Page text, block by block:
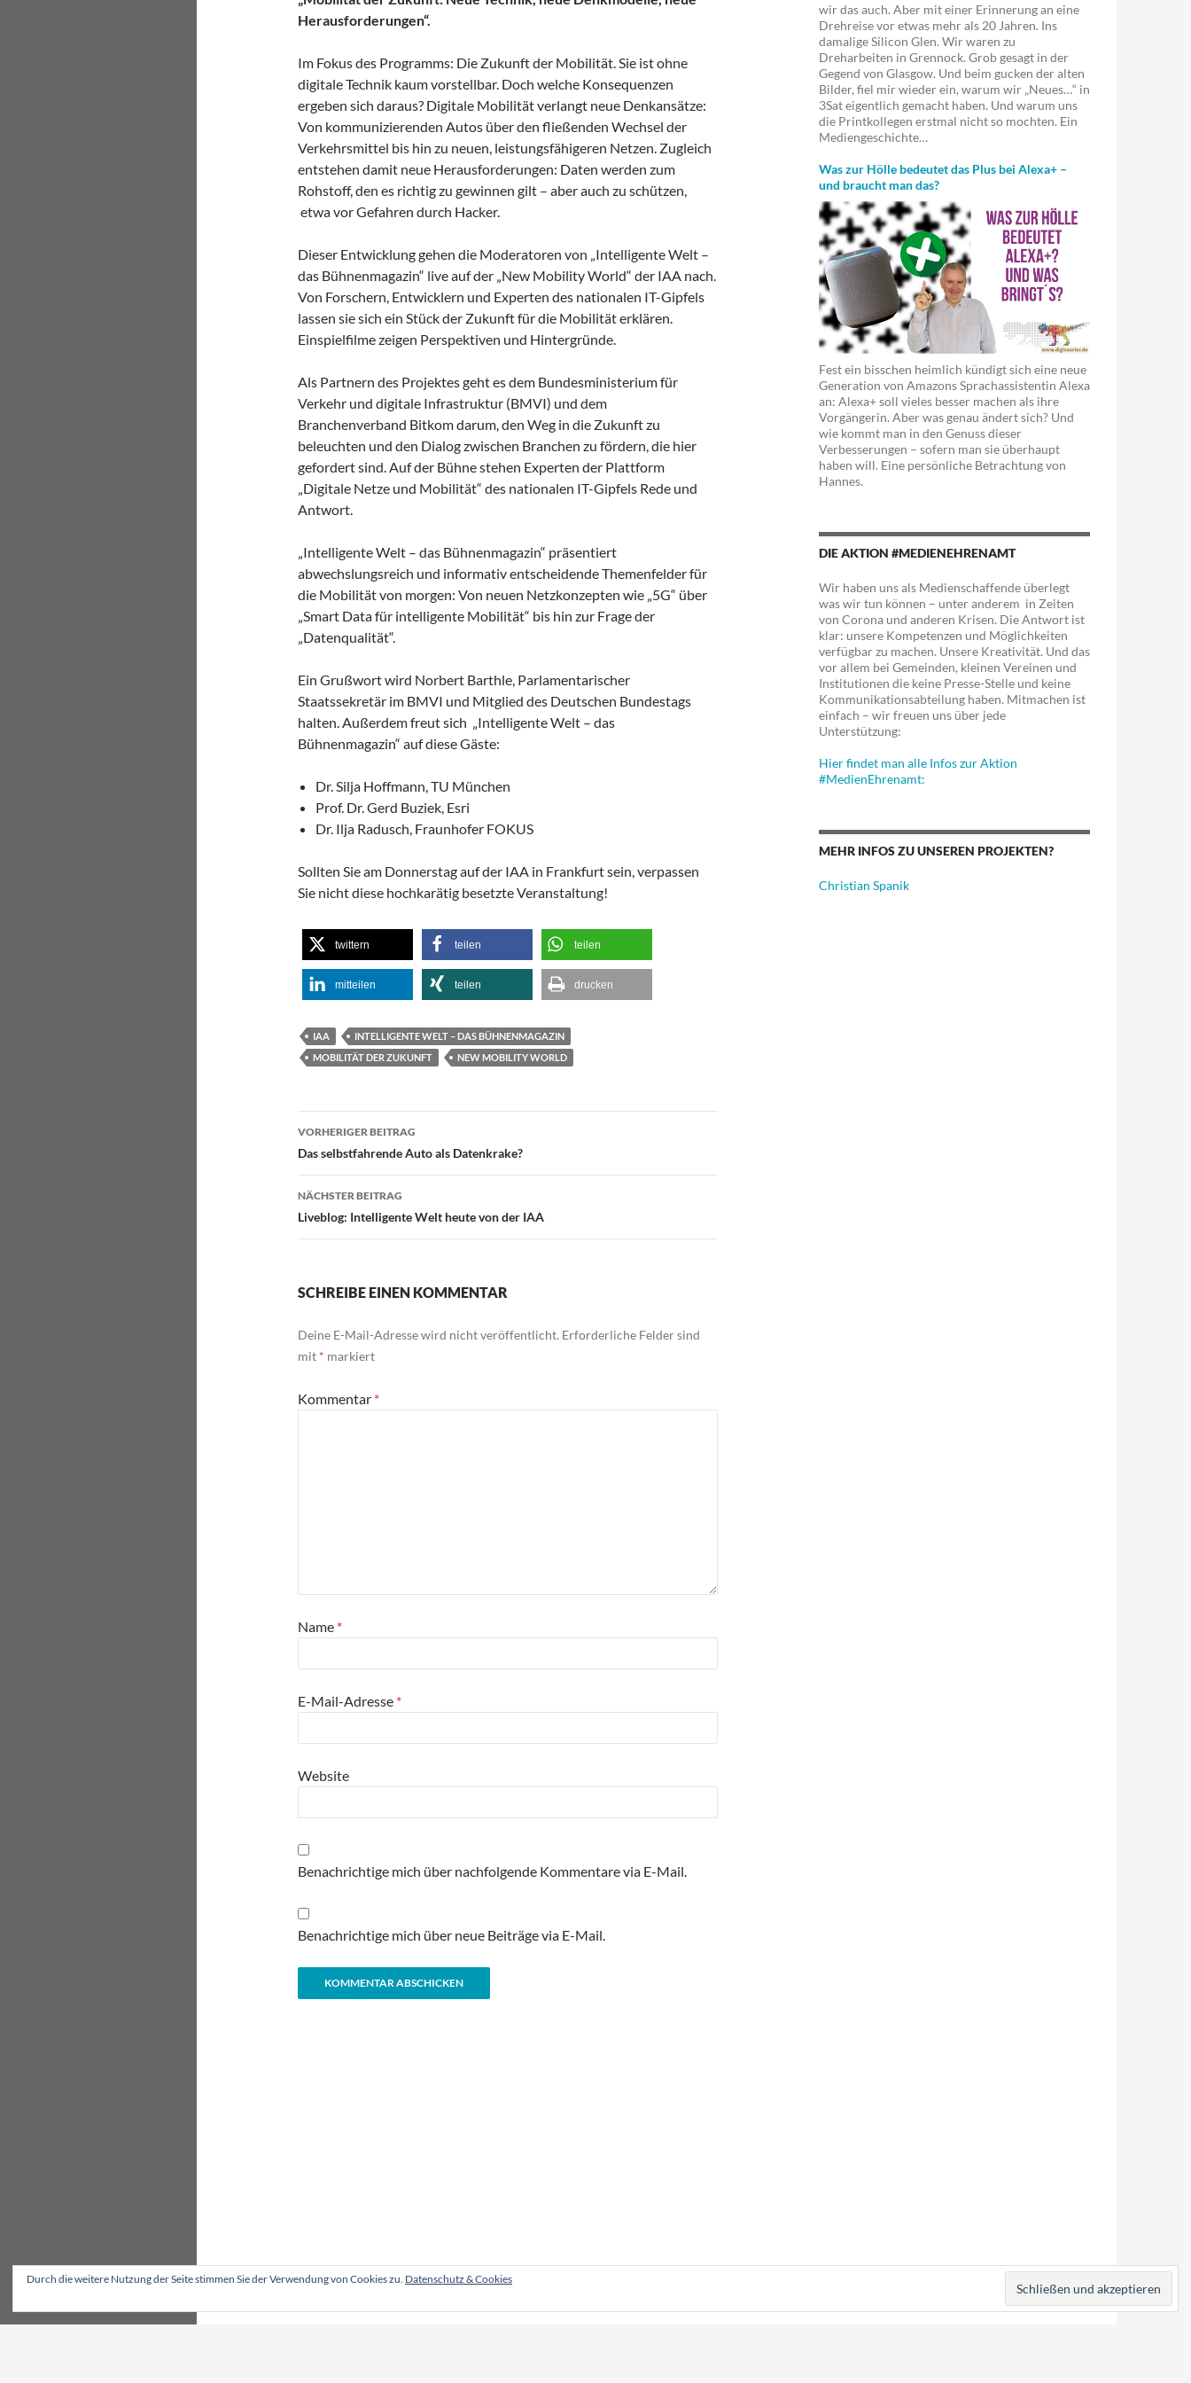
Herausforderungen“.
Im Fokus des Programms: Die Zukunft der Mobilität. Sie ist ohne
digitale Technik kaum vorstellbar. Doch welche Konsequenzen
ergeben sich daraus? Digitale Mobilität verlangt neue Denkansätze:
Von kommunizierenden Autos über den fließenden Wechsel der
Verkehrsmittel bis hin zu neuen, leistungsfähigeren Netzen. Zugleich
entstehen damit neue Herausforderungen: Daten werden zum
Rohstoff, den es richtig zu gewinnen gilt – aber auch zu schützen,
etwa vor Gefahren durch Hacker.
Dieser Entwicklung gehen die Moderatoren von „Intelligente Welt –
das Bühnenmagazin“ live auf der „New Mobility World“ der IAA nach.
Von Forschern, Entwicklern und Experten des nationalen IT-Gipfels
lassen sie sich ein Stück der Zukunft für die Mobilität erklären.
Einspielfilme zeigen Perspektiven und Hintergründe.
Als Partnern des Projektes geht es dem Bundesministerium für
Verkehr und digitale Infrastruktur (BMVI) und dem
Branchenverband Bitkom darum, den Weg in die Zukunft zu
beleuchten und den Dialog zwischen Branchen zu fördern, die hier
gefordert sind. Auf der Bühne stehen Experten der Plattform
„Digitale Netze und Mobilität“ des nationalen IT-Gipfels Rede und
Antwort.
„Intelligente Welt – das Bühnenmagazin“ präsentiert
abwechslungsreich und informativ entscheidende Themenfelder für
die Mobilität von morgen: Von neuen Netzkonzepten wie „5G“ über
„Smart Data für intelligente Mobilität“ bis hin zur Frage der
„Datenqualität“.
Ein Grußwort wird Norbert Barthle, Parlamentarischer
Staatssekretär im BMVI und Mitglied des Deutschen Bundestags
halten. Außerdem freut sich „Intelligente Welt – das
Bühnenmagazin“ auf diese Gäste:
Dr. Silja Hoffmann, TU München
Prof. Dr. Gerd Buziek, Esri
Dr. Ilja Radusch, Fraunhofer FOKUS
Sollten Sie am Donnerstag auf der IAA in Frankfurt sein, verpassen
Sie nicht diese hochkarätig besetzte Veranstaltung!
twittern teilen teilen
mitteilen teilen drucken
IAA
INTELLIGENTE WELT – DAS BÜHNENMAGAZIN
MOBILITÄT DER ZUKUNFT
NEW MOBILITY WORLD
Beitragsnavigation
VORHERIGER BEITRAG
Das selbstfahrende Auto als Datenkrake?
NÄCHSTER BEITRAG
Liveblog: Intelligente Welt heute von der IAA
SCHREIBE EINEN KOMMENTAR
Deine E-Mail-Adresse wird nicht veröffentlicht. Erforderliche Felder sind
mit * markiert
Kommentar *
Name *
E-Mail-Adresse *
Website
Benachrichtige mich über nachfolgende Kommentare via E-Mail.
Benachrichtige mich über neue Beiträge via E-Mail.
wir das auch. Aber mit einer Erinnerung an eine
Drehreise vor etwas mehr als 20 Jahren. Ins
damalige Silicon Glen. Wir waren zu
Dreharbeiten in Grennock. Grob gesagt in der
Gegend von Glasgow. Und beim gucken der alten
Bilder, fiel mir wieder ein, warum wir „Neues…“ in
3Sat eigentlich gemacht haben. Und warum uns
die Printkollegen erstmal nicht so mochten. Ein
Mediengeschichte…
Was zur Hölle bedeutet das Plus bei Alexa+ –
und braucht man das?
Fest ein bisschen heimlich kündigt sich eine neue
Generation von Amazons Sprachassistentin Alexa
an: Alexa+ soll vieles besser machen als ihre
Vorgängerin. Aber was genau ändert sich? Und
wie kommt man in den Genuss dieser
Verbesserungen – sofern man sie überhaupt
haben will. Eine persönliche Betrachtung von
Hannes.
DIE AKTION #MEDIENEHRENAMT
Wir haben uns als Medienschaffende überlegt
was wir tun können – unter anderem in Zeiten
von Corona und anderen Krisen. Die Antwort ist
klar: unsere Kompetenzen und Möglichkeiten
verfügbar zu machen. Unsere Kreativität. Und das
vor allem bei Gemeinden, kleinen Vereinen und
Institutionen die keine Presse-Stelle und keine
Kommunikationsabteilung haben. Mitmachen ist
einfach – wir freuen uns über jede
Unterstützung:
Hier findet man alle Infos zur Aktion
#MedienEhrenamt:
MEHR INFOS ZU UNSEREN PROJEKTEN?
Christian Spanik
Durch die weitere Nutzung der Seite stimmen Sie der Verwendung von Cookies zu. Datenschutz & Cookies